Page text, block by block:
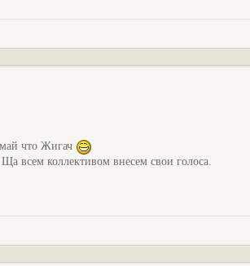
что Жигач
всем коллективом внесем свои голоса.